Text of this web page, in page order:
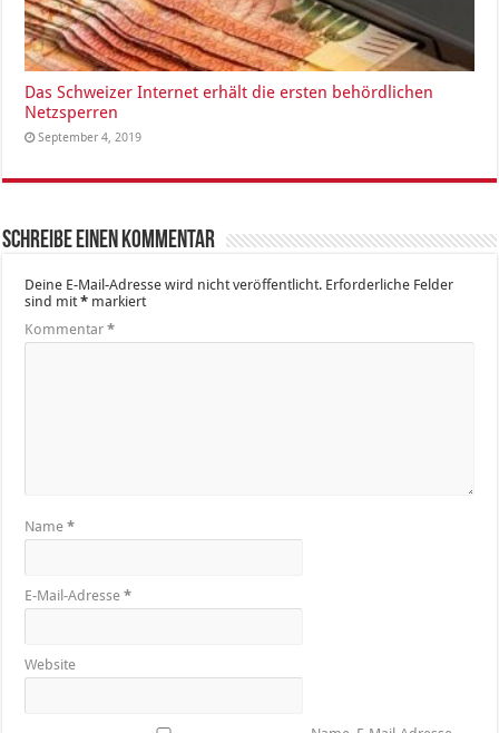
Das Schweizer Internet erhält die ersten behördlichen
Netzsperren
September 4, 2019
Schreibe einen Kommentar
Deine E-Mail-Adresse wird nicht veröffentlicht. Erforderliche Felder
sind mit* markiert
Kommentar*
Name*
E-Mail-Adresse*
Website